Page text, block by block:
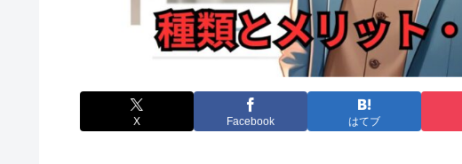
X Facebook はてブ